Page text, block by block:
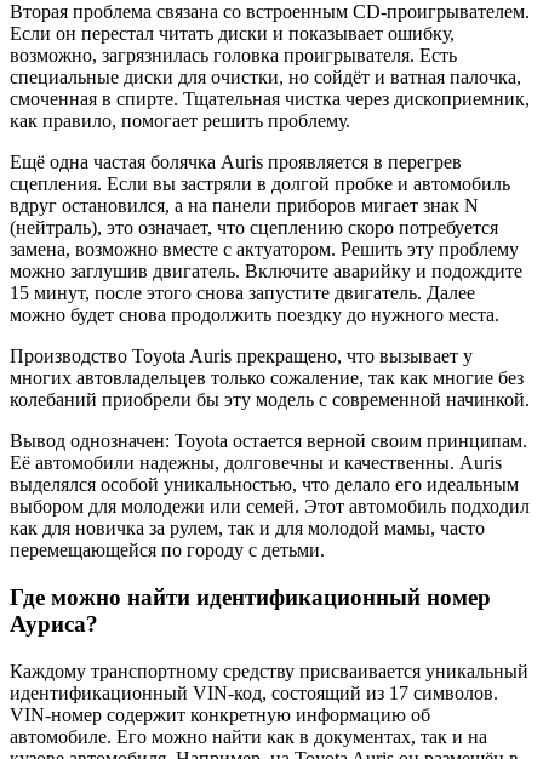
Вторая проблема связана со встроенным CD-проигрывателем.
Если он перестал читать диски и показывает ошибку,
возможно, загрязнилась головка проигрывателя. Есть
специальные диски для очистки, но сойдёт и ватная палочка,
смоченная в спирте. Тщательная чистка через дископриемник,
как правило, помогает решить проблему.
Ещё одна частая болячка Auris проявляется в перегрев
сцепления. Если вы застряли в долгой пробке и автомобиль
вдруг остановился, а на панели приборов мигает знак N
(нейтраль), это означает, что сцеплению скоро потребуется
замена, возможно вместе с актуатором. Решить эту проблему
можно заглушив двигатель. Включите аварийку и подождите
15 минут, после этого снова запустите двигатель. Далее
можно будет снова продолжить поездку до нужного места.
Производство Toyota Auris прекращено, что вызывает у
многих автовладельцев только сожаление, так как многие без
колебаний приобрели бы эту модель с современной начинкой.
Вывод однозначен: Toyota остается верной своим принципам.
Её автомобили надежны, долговечны и качественны. Auris
выделялся особой уникальностью, что делало его идеальным
выбором для молодежи или семей. Этот автомобиль подходил
как для новичка за рулем, так и для молодой мамы, часто
перемещающейся по городу с детьми.
Где можно найти идентификационный номер
Ауриса?
Каждому транспортному средству присваивается уникальный
идентификационный VIN-код, состоящий из 17 символов.
VIN-номер содержит конкретную информацию об
автомобиле. Его можно найти как в документах, так и на